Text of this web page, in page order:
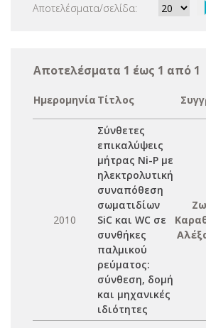
Αποτελέσματα/σελίδα:
Αποτελέσματα 1 έως 1 από 1
Ημερομηνία Τίτλος
2010
Σύνθετες
επικαλύψεις
μήτρας Νi-P με
ηλεκτρολυτική
συναπόθεση
σωματιδίων
SiC και WC σε
συνθήκες
παλμικού
ρεύματος:
σύνθεση, δομή
και μηχανικές
ιδιότητες